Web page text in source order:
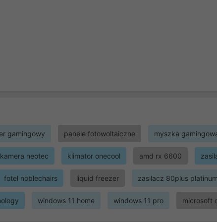
gamingowy panele fotowoltaiczne myszka
kamera neotec klimator onecool amd rx 6600
fotel noblechairs liquid freezer zasilacz 80plus platinum
windows 11 home windows 11 pro microsoft